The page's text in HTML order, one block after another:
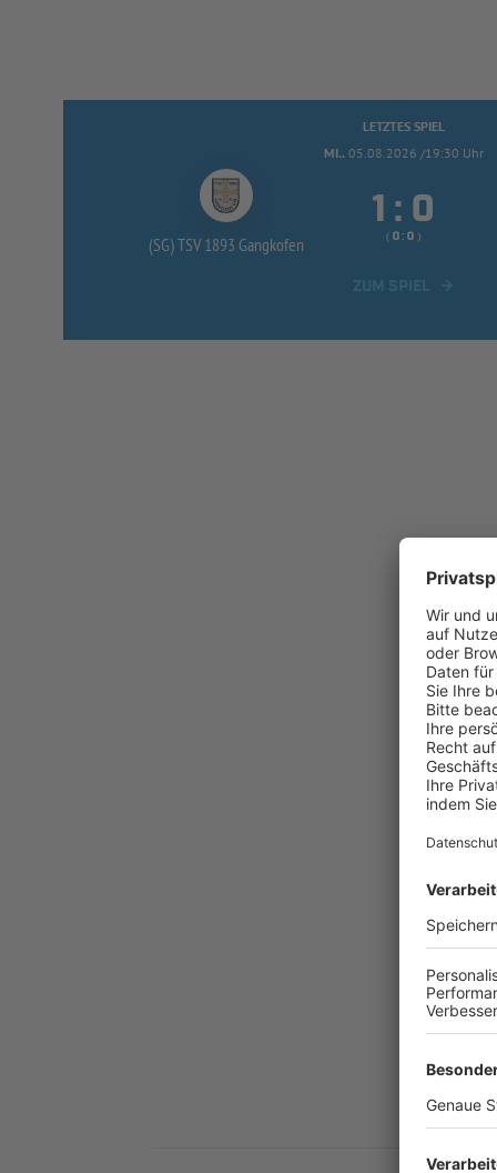
LETZTES SPIEL
MI.. 05.08.2026 /19:30 Uhr
(SG) TSV 1893 Gangkofen
 : 
( :  )